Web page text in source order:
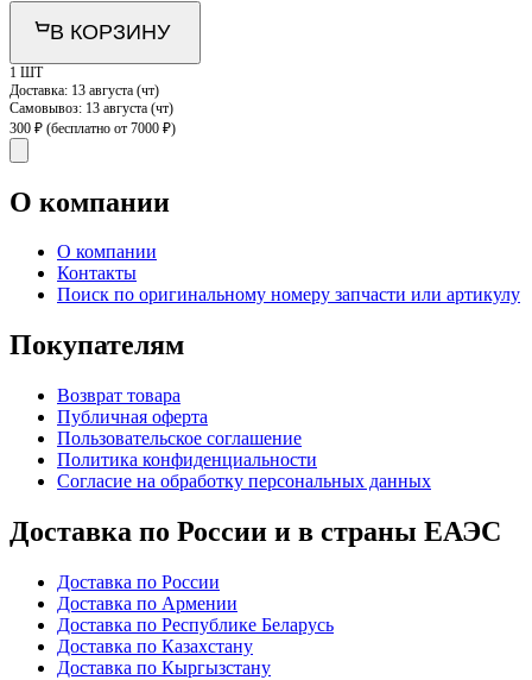
В КОРЗИНУ
1 ШТ
Доставка: 13 августа (чт)
Самовывоз: 13 августа (чт)
300 ₽ (бесплатно от 7000 ₽)
О компании
О компании
Контакты
Поиск по оригинальному номеру запчасти или артикулу
Покупателям
Возврат товара
Публичная оферта
Пользовательское соглашение
Политика конфиденциальности
Согласие на обработку персональных данных
Доставка по России и в страны ЕАЭС
Доставка по России
Доставка по Армении
Доставка по Республике Беларусь
Доставка по Казахстану
Доставка по Кыргызстану